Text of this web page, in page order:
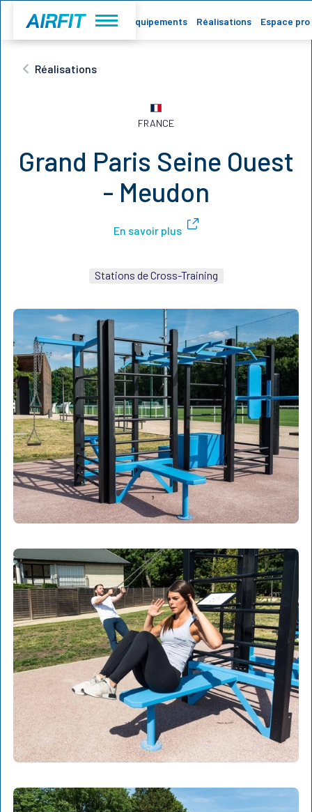
Accueil Equipements Réalisations Espace pro
Réalisations
FRANCE
Grand Paris Seine Ouest
- Meudon
En savoir plus
Stations de Cross-Training